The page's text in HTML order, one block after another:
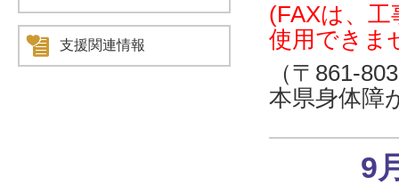
(FAXは、
使用できま
（〒861-
本県身体障
9
支援関連情報